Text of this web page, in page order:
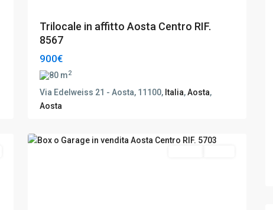
Trilocale in affitto Aosta Centro RIF.
8567
900€
80 m2
Via Edelweiss 21 - Aosta, 11100, Italia,Aosta,
Aosta
Aosta